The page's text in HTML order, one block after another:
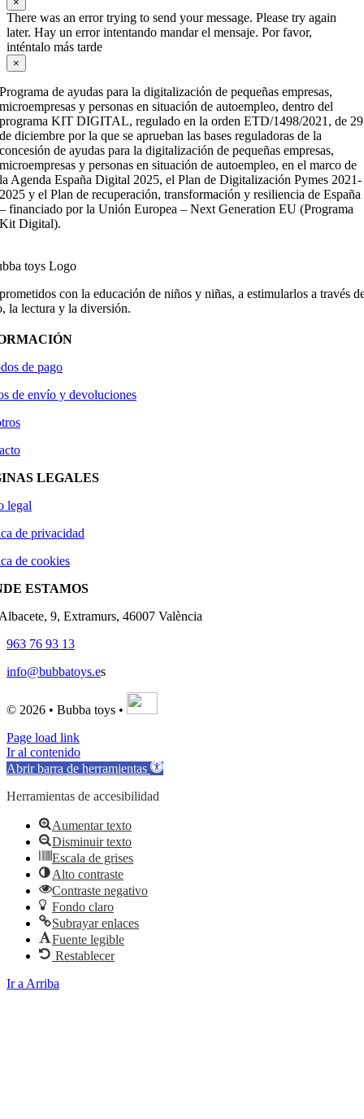
There was an error trying to send your message. Please try again
later. Hay un error intentando mandar el mensaje. Por favor,
inténtalo más tarde
×
Programa de ayudas para la digitalización de pequeñas empresas,
microempresas y personas en situación de autoempleo, dentro del
programa KIT DIGITAL, regulado en la orden ETD/1498/2021, de 29
de diciembre por la que se aprueban las bases reguladoras de la
concesión de ayudas para la digitalización de pequeñas empresas,
microempresas y personas en situación de autoempleo, en el marco de
la Agenda España Digital 2025, el Plan de Digitalización Pymes 2021-
2025 y el Plan de recuperación, transformación y resiliencia de España
– financiado por la Unión Europea – Next Generation EU (Programa
Kit Digital).
con la educación de niños y niñas, a estimularlos a través
la lectura y la diversión.
de pago
de envío y devoluciones
LEGALES
legal
de privacidad
de cookies
ESTAMOS
9, Extramurs, 46007 València
963 76 93 13
info@bubbatoys.es
© 2026 • Bubba toys •
Page load link
Ir al contenido
Abrir barra de herramientas
Herramientas de accesibilidad
Aumentar texto
Disminuir texto
Escala de grises
Alto contraste
Contraste negativo
Fondo claro
Subrayar enlaces
Fuente legible
Restablecer
Ir a Arriba